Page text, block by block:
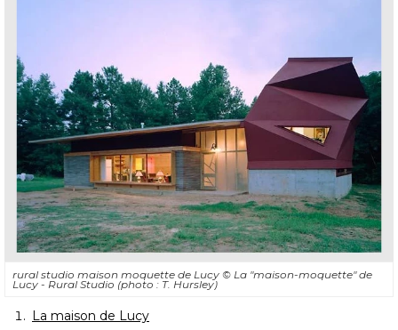
rural studio maison moquette de Lucy © La "maison-moquette" de
Lucy - Rural Studio (photo : T. Hursley)
La maison de Lucy